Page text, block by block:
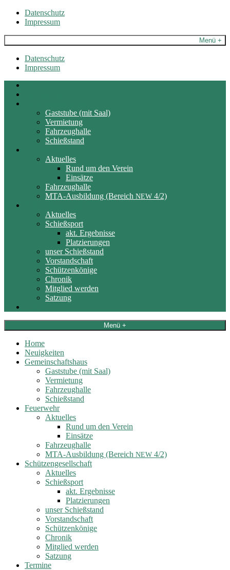
Skip
Datenschutz
Impressum
Menü +
Datenschutz
Impressum
Gaststube (mit Saal)
Vermietung
Fahrzeughalle
Schießstand
Aktuelles
Rund um den Verein
Einsätze
Fahrzeughalle
MTA-Ausbildung (Bereich NEW 4/2)
Aktuelles
Schießsport
akt. Ergebnisse
Platzierungen
unser Schießstand
Vorstandschaft
Schützenkönige
Chronik
Mitglied werden
Satzung
Menü +
Home
Neuigkeiten
Gemeinschaftshaus
Gaststube (mit Saal)
Vermietung
Fahrzeughalle
Schießstand
Feuerwehr
Aktuelles
Rund um den Verein
Einsätze
Fahrzeughalle
MTA-Ausbildung (Bereich NEW 4/2)
Schützengesellschaft
Aktuelles
Schießsport
akt. Ergebnisse
Platzierungen
unser Schießstand
Vorstandschaft
Schützenkönige
Chronik
Mitglied werden
Satzung
Termine